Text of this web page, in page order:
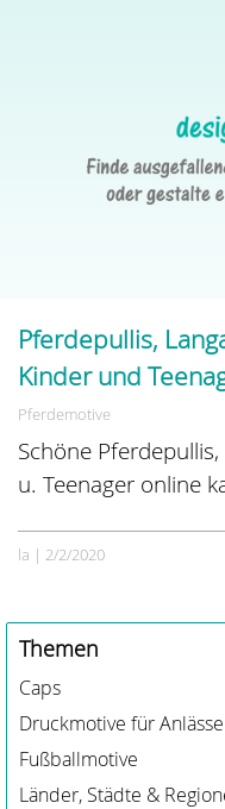
Pferdepullis,
Kinder und
Pferdemotive
Schöne
u. Teenager online
la | 2/2/2020
Themen
Caps
Druckmotive für Anlässe
Fußballmotive
Länder, Städte &